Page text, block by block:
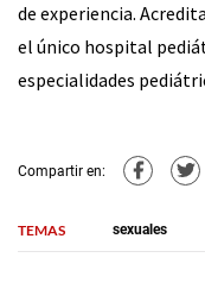
de experiencia.
el único hospital
especialidades
Compartir en:
TEMAS sexuales